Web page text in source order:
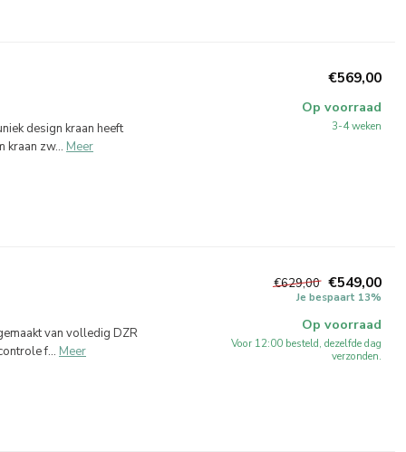
design kraan heeft
kraan zw... Meer
€569,00
Op voorraad
3-4 weken
van volledig DZR
f... Meer
€629,00 €549,00
Je bespaart 13%
Op voorraad
Voor 12:00 besteld, dezelfde dag
verzonden.